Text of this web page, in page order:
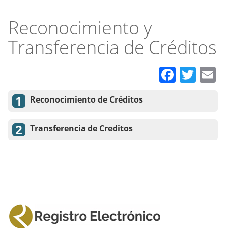
Reconocimiento y
Transferencia de Créditos
Reconocimiento de Créditos
Transferencia de Creditos